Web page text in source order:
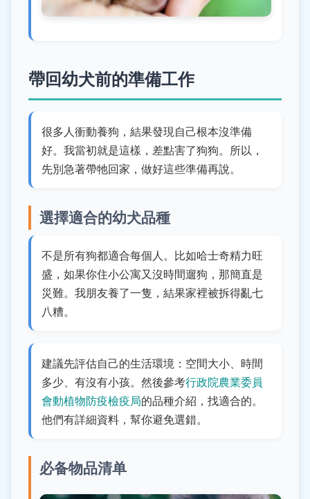
帶回幼犬前的準備工作
很多人衝動養狗，結果發現自己根本沒準備
好。我當初就是這樣，差點害了狗狗。所以，
先別急著帶牠回家，做好這些準備再說。
選擇適合的幼犬品種
不是所有狗都適合每個人。比如哈士奇精力旺
盛，如果你住小公寓又沒時間遛狗，那簡直是
災難。我朋友養了一隻，結果家裡被拆得亂七
八糟。
建議先評估自己的生活環境：空間大小、時間
多少、有沒有小孩。然後參考行政院農業委員
會動植物防疫檢疫局的品種介紹，找適合的。
他們有詳細資料，幫你避免選錯。
必备物品清单